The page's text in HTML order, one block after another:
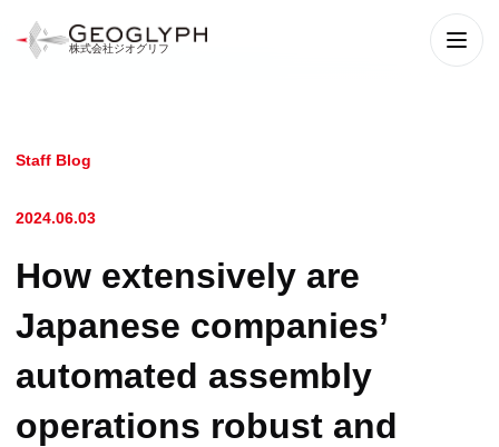
株式会社ジオグリフ
メニ
Staff Blog
2024.06.03
How extensively are
Japanese companies’
automated assembly
operations robust and